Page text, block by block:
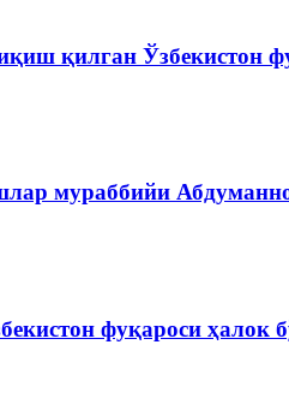
қилган Ўзбекистон
мураббийи
фуқароси ҳалок